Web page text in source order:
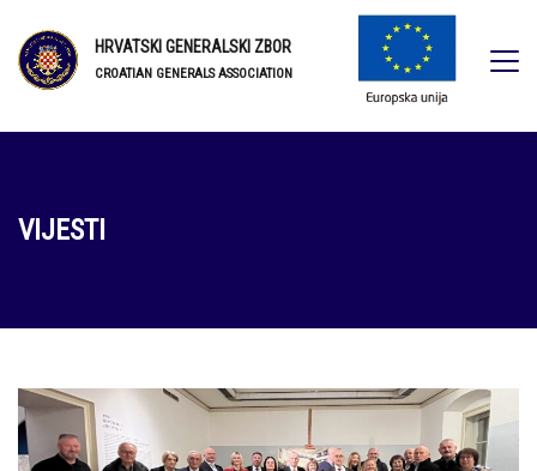
HRVATSKI GENERALSKI ZBOR
CROATIAN GENERALS ASSOCIATION
VIJESTI